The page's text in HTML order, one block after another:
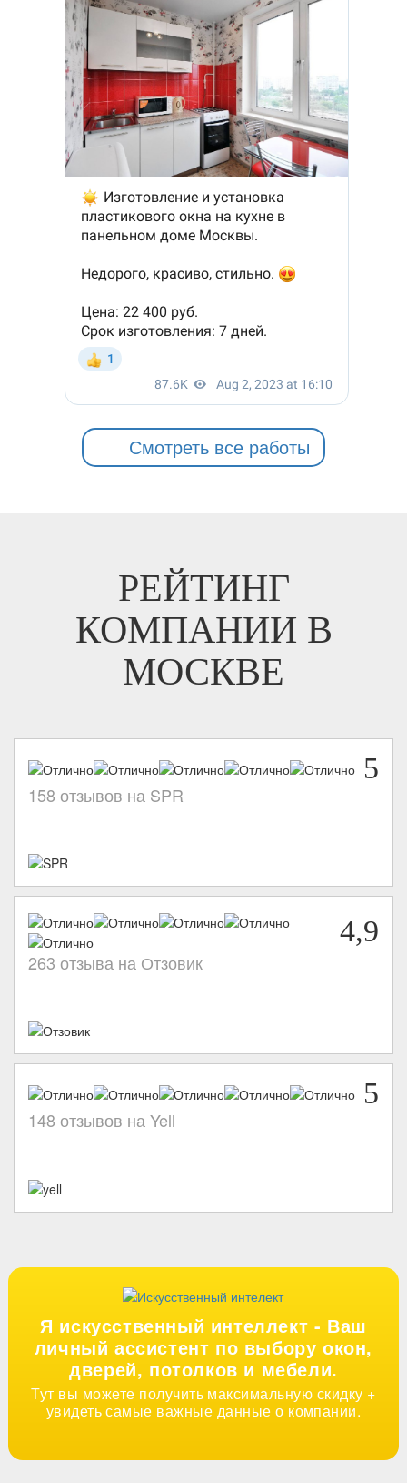
Смотреть все работы
РЕЙТИНГ
КОМПАНИИ В
МОСКВЕ
5
158 отзывов на SPR
4,9
263 отзыва на Отзовик
5
148 отзывов на Yell
Я искусственный интеллект - Ваш
личный ассистент по выбору окон,
дверей, потолков и мебели.
Тут вы можете получить максимальную скидку +
увидеть самые важные данные о компании.